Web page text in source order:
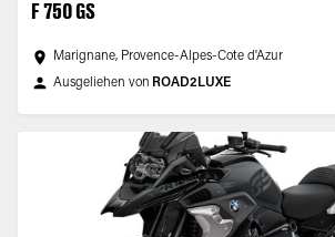
F 750 GS
Marignane, Provence-Alpes-Cote d'Azur
Ausgeliehen von ROAD2LUXE